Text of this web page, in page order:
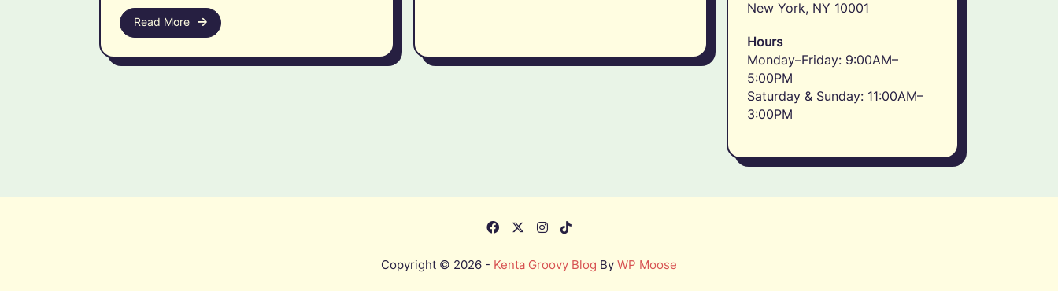
Read More
New York, NY 10001
Hours
Monday–Friday: 9:00AM–
5:00PM
Saturday & Sunday: 11:00AM–
3:00PM
Copyright © 2026 - Kenta Groovy Blog By WP Moose